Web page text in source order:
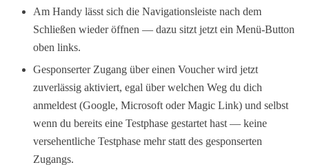
Am Handy lässt sich die Navigationsleiste nach dem
Schließen wieder öffnen — dazu sitzt jetzt ein Menü-Button
oben links.
Gesponserter Zugang über einen Voucher wird jetzt
zuverlässig aktiviert, egal über welchen Weg du dich
anmeldest (Google, Microsoft oder Magic Link) und selbst
wenn du bereits eine Testphase gestartet hast — keine
versehentliche Testphase mehr statt des gesponserten
Zugangs.